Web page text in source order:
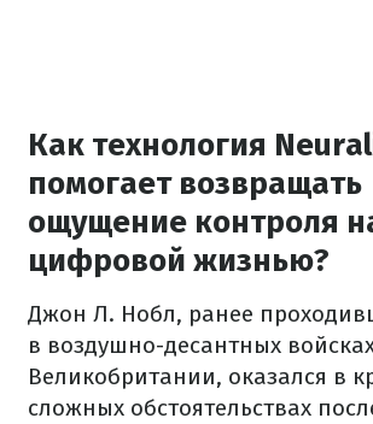
Как технология
помогает возвращать
ощущение контроля
цифровой жизнью?
Джон Л. Нобл, ранее
в воздушно-десантных
Великобритании, оказался в
сложных обстоятельствах